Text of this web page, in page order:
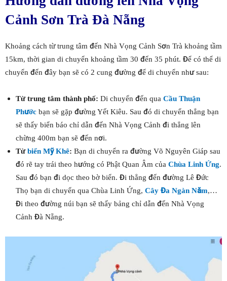
Cảnh Sơn Trà Đà Nẵng
Khoảng cách từ trung tâm đến Nhà Vọng Cảnh Sơn Trà khoảng tầm
15km, thời gian di chuyển khoảng tầm 30 đến 35 phút. Để có thể di
chuyển đến đây bạn sẽ có 2 cung đường để di chuyển như sau:
Từ trung tâm thành phố: Di chuyển đến qua Cầu Thuận
Phước bạn sẽ gặp đường Yết Kiêu. Sau đó di chuyển thẳng bạn
sẽ thấy biển báo chỉ dẫn đến Nhà Vọng Cảnh đi thẳng lên
chừng 400m bạn sẽ đến nơi.
Từ biển Mỹ Khê: Bạn di chuyển ra đường Võ Nguyên Giáp sau
đó rẽ tay trái theo hướng có Phật Quan Âm của Chùa Linh Ứng.
Sau đó bạn đi dọc theo bờ biển. Đi thẳng đến đường Lê Đức
Thọ bạn di chuyển qua Chùa Linh Ứng, Cây Đa Ngàn Năm,…
Đi theo đường núi bạn sẽ thấy bảng chỉ dẫn đến Nhà Vọng
Cảnh Đà Nẵng.